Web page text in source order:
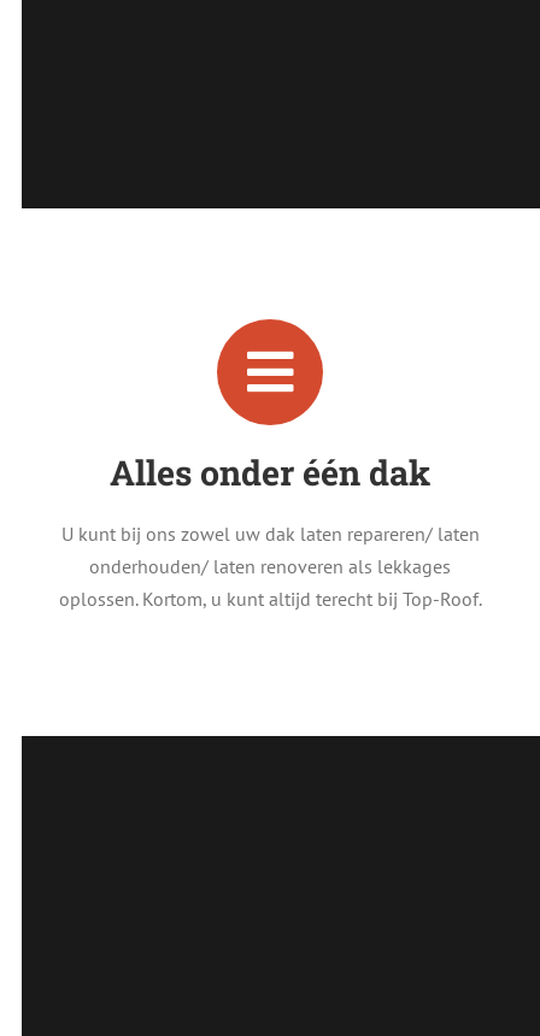
Alles onder één dak
U kunt bij ons zowel uw dak laten repareren/ laten
onderhouden/ laten renoveren als lekkages
oplossen. Kortom, u kunt altijd terecht bij Top-Roof.